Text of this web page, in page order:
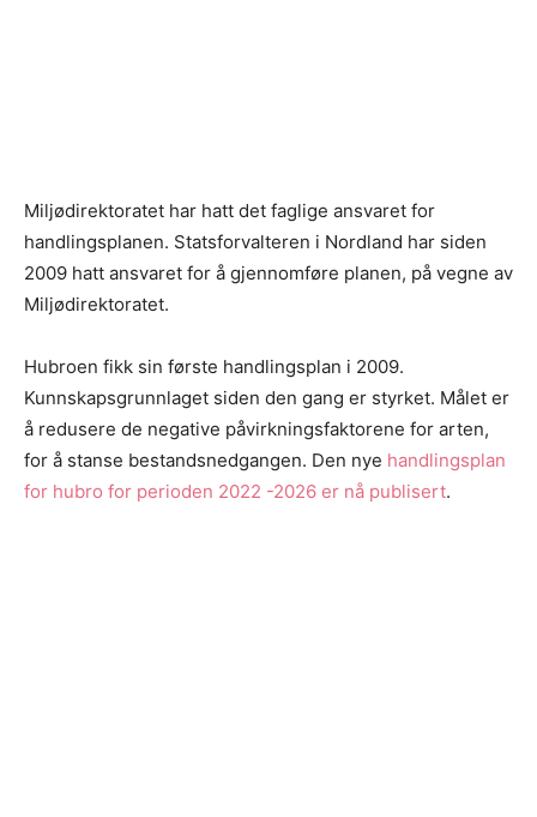
Miljødirektoratet har hatt det faglige ansvaret for
handlingsplanen. Statsforvalteren i Nordland har siden
2009 hatt ansvaret for å gjennomføre planen, på vegne av
Miljødirektoratet.
Hubroen fikk sin første handlingsplan i 2009.
Kunnskapsgrunnlaget siden den gang er styrket. Målet er
å redusere de negative påvirkningsfaktorene for arten,
for å stanse bestandsnedgangen. Den nye handlingsplan
for hubro for perioden 2022 -2026 er nå publisert.